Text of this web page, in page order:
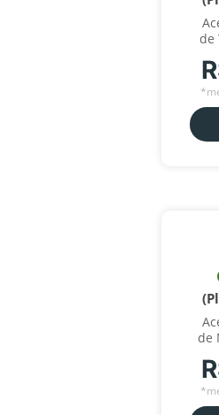
de
de